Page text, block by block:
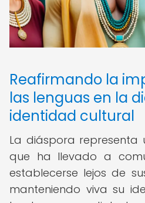
Reafirmando la
las lenguas en la
identidad cultural
La diáspora representa
que ha llevado a
establecerse lejos de
manteniendo viva su